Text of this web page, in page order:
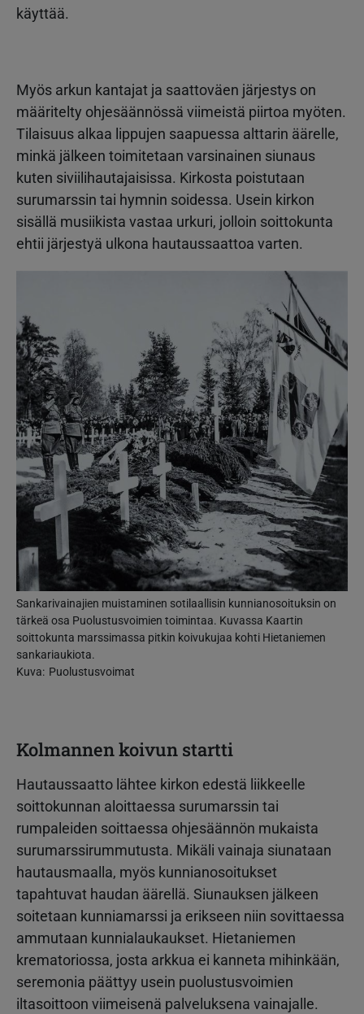
käyttää.
Myös arkun kantajat ja saattoväen järjestys on
määritelty ohjesäännössä viimeistä piirtoa myöten.
Tilaisuus alkaa lippujen saapuessa alttarin äärelle,
minkä jälkeen toimitetaan varsinainen siunaus
kuten siviilihautajaisissa. Kirkosta poistutaan
surumarssin tai hymnin soidessa. Usein kirkon
sisällä musiikista vastaa urkuri, jolloin soittokunta
ehtii järjestyä ulkona hautaussaattoa varten.
Sankarivainajien muistaminen sotilaallisin kunnianosoituksin on
tärkeä osa Puolustusvoimien toimintaa. Kuvassa Kaartin
soittokunta marssimassa pitkin koivukujaa kohti Hietaniemen
sankariaukiota.
Kuva Puolustusvoimat
Kolmannen koivun startti
Hautaussaatto lähtee kirkon edestä liikkeelle
soittokunnan aloittaessa surumarssin tai
rumpaleiden soittaessa ohjesäännön mukaista
surumarssirummutusta. Mikäli vainaja siunataan
hautausmaalla, myös kunnianosoitukset
tapahtuvat haudan äärellä. Siunauksen jälkeen
soitetaan kunniamarssi ja erikseen niin sovittaessa
ammutaan kunnialaukaukset. Hietaniemen
krematoriossa, josta arkkua ei kanneta mihinkään,
seremonia päättyy usein puolustusvoimien
iltasoittoon viimeisenä palveluksena vainajalle.